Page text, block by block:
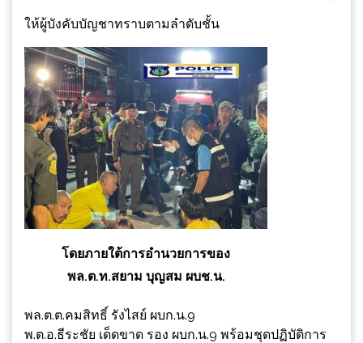
ให้ผู้บังคับบัญชาทราบตามลำดับชั้น
โดยภายใต้การอำนวยการของ
พล.ต.ท.สยาม บุญสม ผบช.น.
พล.ต.ต.คมสิทธิ์ รังไสย์ ผบก.น.9
พ.ต.อ.ธีระชัย เด็ดขาด รอง ผบก.น.9 พร้อมชุดปฏิบัติการ